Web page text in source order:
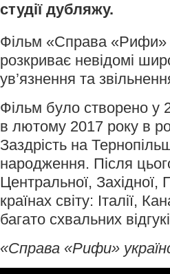
студії дубляжу.
Фільм «Справа «Рифи»
розкриває невідомі
ув’язнення та
Фільм було створено у
в лютому 2017 року в
Заздрість на
народження. Після
Центральної, Західної,
країнах світу: Італії,
багато схвальних
«Справа «Рифи»